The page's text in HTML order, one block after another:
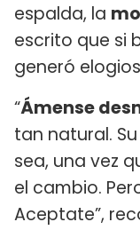
espalda, la
escrito que si
generó
“Ámense
tan natural.
sea, una vez
el cambio.
Aceptate”,